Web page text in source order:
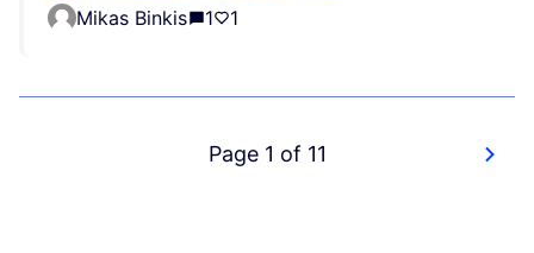
Mikas Binkis 1 1
Page 1 of 11